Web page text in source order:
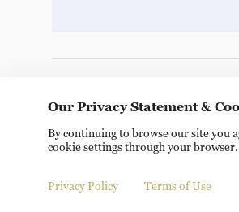
© China Radio International.CRI. All
Our Privacy Statement &
By continuing to browse our site you
cookie settings through your browser.
Privacy Policy Terms of Use